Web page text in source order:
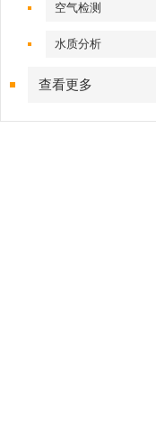
空气检测
水质分析
查看更多